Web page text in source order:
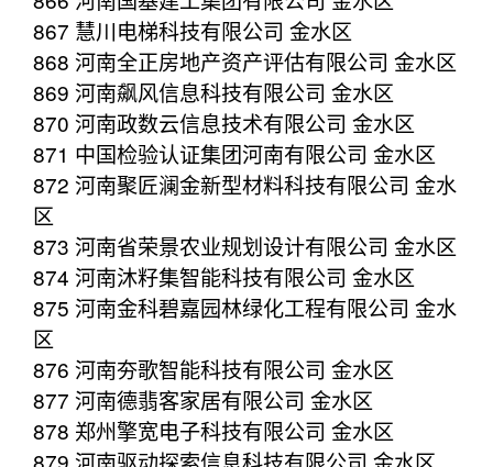
867 慧川电梯科技有限公司 金水区
868 河南全正房地产资产评估有限公司 金水区
869 河南飙风信息科技有限公司 金水区
870 河南政数云信息技术有限公司 金水区
871 中国检验认证集团河南有限公司 金水区
872 河南聚匠澜金新型材料科技有限公司 金水
区
873 河南省荣景农业规划设计有限公司 金水区
874 河南沐籽集智能科技有限公司 金水区
875 河南金科碧嘉园林绿化工程有限公司 金水
区
876 河南夯歌智能科技有限公司 金水区
877 河南德翡客家居有限公司 金水区
878 郑州擎宽电子科技有限公司 金水区
879 河南驱动探索信息科技有限公司 金水区